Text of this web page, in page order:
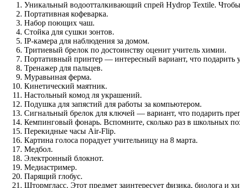
Уникальный водоотталкивающий спрей Hydrop Textile. Чтобы
Портативная кофеварка.
Набор поющих чаш.
Стойка для сушки зонтов.
IP-камера для наблюдения за домом.
Тритиевый брелок по достоинству оценит учитель химии.
Портативный принтер — интересный вариант, что подарить
Тренажер для пальцев.
Муравьиная ферма.
Кинетический маятник.
Настольный комод ля украшений.
Подушка для запястий для работы за компьютером.
Сигнальный брелок для ключей — вариант, что подарить
Кемпинговый фонарь. Вспомните, сколько раз в школьных
Перекидные часы Air-Flip.
Картина голоса порадует учительницу на 8 марта.
Медбол.
Электронный блокнот.
Медиастример.
Парящий глобус.
Штормгласс. Этот предмет заинтересует физика, биолога и